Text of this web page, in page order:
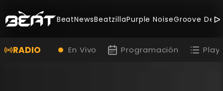
BeatNewsBeatzillaPurple NoiseGroove
RADIO En Vivo Programación